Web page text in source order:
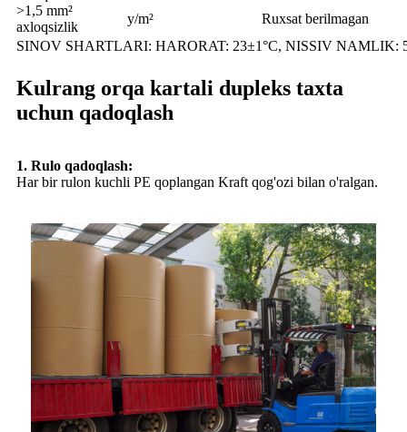
>1,5 mm²
axloqsizlik
y/m²
Ruxsat berilmagan
SINOV SHARTLARI: HARORAT: 23±1°C, NISSIV NAMLIK:
Kulrang orqa kartali dupleks taxta
uchun qadoqlash
1. Rulo qadoqlash:
Har bir rulon kuchli PE qoplangan Kraft qog'ozi bilan o'ralgan.